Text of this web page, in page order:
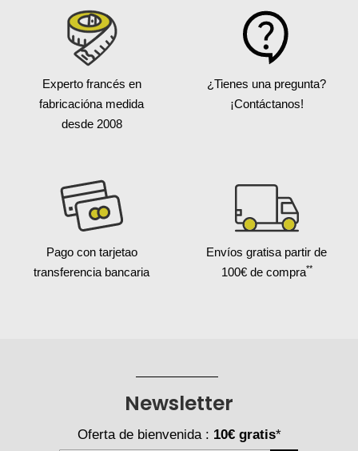
Experto francés en
fabricacióna medida
desde 2008
¿Tienes una pregunta?
¡Contáctanos!
Pago con tarjetao
transferencia bancaria
Envíos gratisa partir de
100€ de compra**
Newsletter
Oferta de bienvenida : 10€ gratis*